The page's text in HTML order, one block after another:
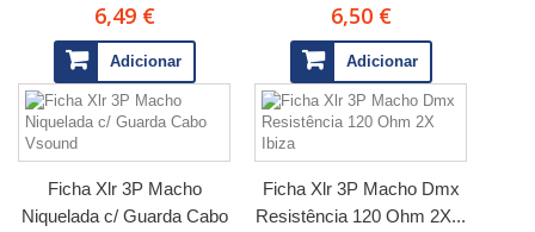
6,49 €
Adicionar
6,50 €
Adicionar
Ficha Xlr 3P Macho
Niquelada c/ Guarda Cabo
Ficha Xlr 3P Macho Dmx
Resistência 120 Ohm 2X...